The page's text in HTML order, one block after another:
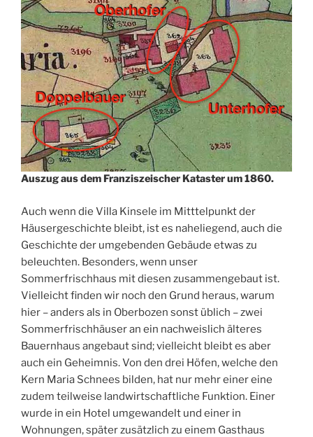
Auszug aus dem Franziszeischer Kataster um 1860.
Auch wenn die Villa Kinsele im Mitttelpunkt der
Häusergeschichte bleibt, ist es naheliegend, auch die
Geschichte der umgebenden Gebäude etwas zu
beleuchten. Besonders, wenn unser
Sommerfrischhaus mit diesen zusammengebaut ist.
Vielleicht finden wir noch den Grund heraus, warum
hier – anders als in Oberbozen sonst üblich – zwei
Sommerfrischhäuser an ein nachweislich älteres
Bauernhaus angebaut sind; vielleicht bleibt es aber
auch ein Geheimnis. Von den drei Höfen, welche den
Kern Maria Schnees bilden, hat nur mehr einer eine
zudem teilweise landwirtschaftliche Funktion. Einer
wurde in ein Hotel umgewandelt und einer in
Wohnungen, später zusätzlich zu einem Gasthaus